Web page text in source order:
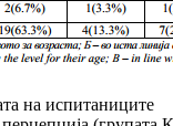
на испитаниците